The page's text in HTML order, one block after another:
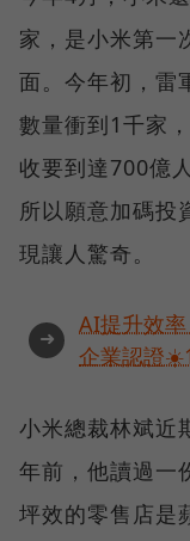
家，是小米第一
面。今年初，雷
數量衝到1千家
收要到達700億
所以願意加碼投
現讓人驚奇。
➜
AI提升效
企業認證
小米總裁林斌近
年前，他讀過一
坪效的零售店是